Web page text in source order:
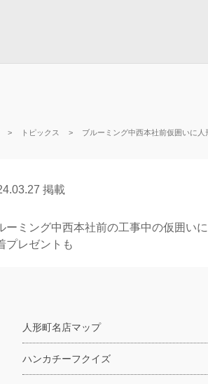
トピックス ブルーミング中西本社前仮囲いに
掲載
ーミング中西本社前の工事中の仮囲い
プレゼントも
人形町名店マップ
ハンカチーフクイズ